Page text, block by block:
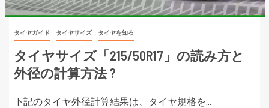
タイヤガイド タイヤサイズ タイヤを知る
タイヤサイズ「215/50R17」の読み方と
外径の計算方法 ?
下記のタイヤ外径計算結果は、タイヤ規格を...